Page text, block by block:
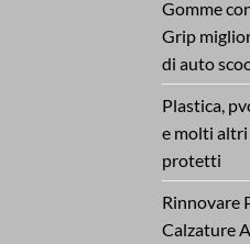
Gomme
Grip
di auto
Plastica,
e molti
protetti
Rinnovare
Calzature